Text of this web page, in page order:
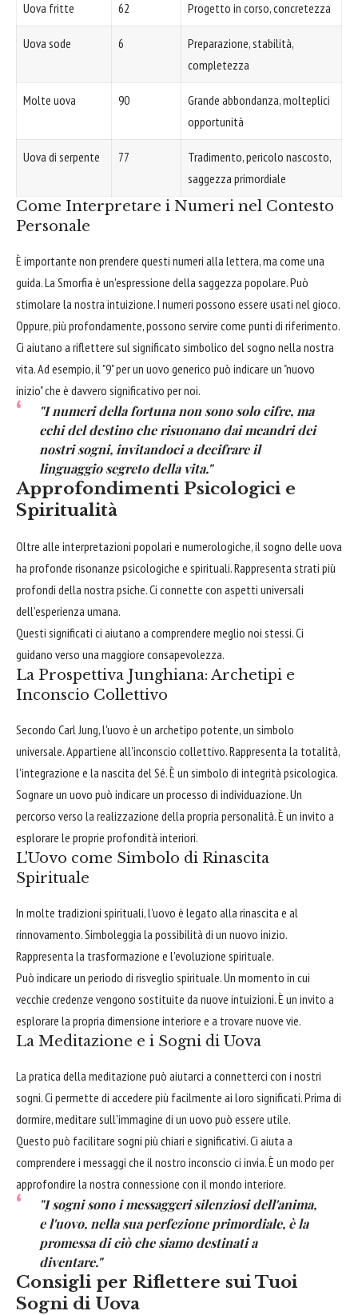
Uova fritte 62 Progetto in corso, concretezza
Uova sode 6
Preparazione, stabilità,
completezza
Molte uova 90
Grande abbondanza, molteplici
opportunità
Uova di serpente 77
Tradimento, pericolo nascosto,
saggezza primordiale
Come Interpretare i Numeri nel Contesto
Personale
È importante non prendere questi numeri alla lettera, ma come una
guida. La Smorfia è un'espressione della saggezza popolare. Può
stimolare la nostra intuizione. I numeri possono essere usati nel gioco.
Oppure, più profondamente, possono servire come punti di riferimento.
Ci aiutano a riflettere sul significato simbolico del sogno nella nostra
vita. Ad esempio, il "9" per un uovo generico può indicare un "nuovo
inizio" che è davvero significativo per noi.
"I numeri della fortuna non sono solo cifre, ma
echi del destino che risuonano dai meandri dei
nostri sogni, invitandoci a decifrare il
linguaggio segreto della vita."
Approfondimenti Psicologici e
Spiritualità
Oltre alle interpretazioni popolari e numerologiche, il sogno delle uova
ha profonde risonanze psicologiche e spirituali. Rappresenta strati più
profondi della nostra psiche. Ci connette con aspetti universali
dell'esperienza umana.
Questi significati ci aiutano a comprendere meglio noi stessi. Ci
guidano verso una maggiore consapevolezza.
La Prospettiva Junghiana: Archetipi e
Inconscio Collettivo
Secondo Carl Jung, l'uovo è un archetipo potente, un simbolo
universale. Appartiene all'inconscio collettivo. Rappresenta la totalità,
l'integrazione e la nascita del Sé. È un simbolo di integrità psicologica.
Sognare un uovo può indicare un processo di individuazione. Un
percorso verso la realizzazione della propria personalità. È un invito a
esplorare le proprie profondità interiori.
L'Uovo come Simbolo di Rinascita
Spirituale
In molte tradizioni spirituali, l'uovo è legato alla rinascita e al
rinnovamento. Simboleggia la possibilità di un nuovo inizio.
Rappresenta la trasformazione e l'evoluzione spirituale.
Può indicare un periodo di risveglio spirituale. Un momento in cui
vecchie credenze vengono sostituite da nuove intuizioni. È un invito a
esplorare la propria dimensione interiore e a trovare nuove vie.
La Meditazione e i Sogni di Uova
La pratica della meditazione può aiutarci a connetterci con i nostri
sogni. Ci permette di accedere più facilmente ai loro significati. Prima di
dormire, meditare sull'immagine di un uovo può essere utile.
Questo può facilitare sogni più chiari e significativi. Ci aiuta a
comprendere i messaggi che il nostro inconscio ci invia. È un modo per
approfondire la nostra connessione con il mondo interiore.
"I sogni sono i messaggeri silenziosi dell'anima,
e l'uovo, nella sua perfezione primordiale, è la
promessa di ciò che siamo destinati a
diventare."
Consigli per Riflettere sui Tuoi
Sogni di Uova